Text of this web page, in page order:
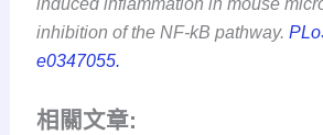
inhibition of the NF-kB pathway.
e0347055.
相關文章: